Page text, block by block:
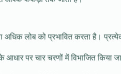
अधिक लोब को प्रभावित करता है।
आधार पर चार चरणों में विभाजित किया